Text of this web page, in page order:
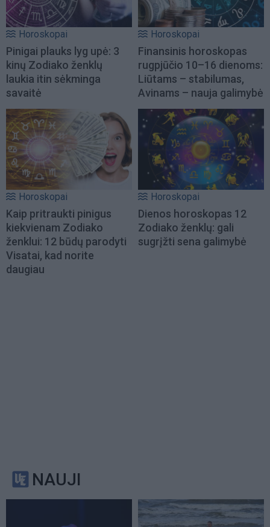
Horoskopai
Pinigai plauks lyg upė: 3
kinų Zodiako ženklų
laukia itin sėkminga
savaitė
Horoskopai
Finansinis horoskopas
rugpjūčio 10–16 dienoms:
Liūtams – stabilumas,
Avinams – nauja galimybė
Horoskopai
Kaip pritraukti pinigus
kiekvienam Zodiako
ženklui: 12 būdų parodyti
Visatai, kad norite
daugiau
Horoskopai
Dienos horoskopas 12
Zodiako ženklų: gali
sugrįžti sena galimybė
NAUJI